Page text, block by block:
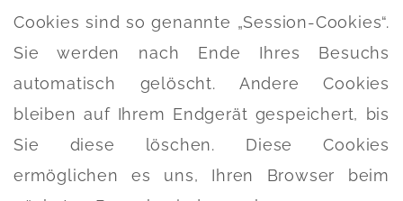
Cookies sind so genannte „Session-Cookies“.
Sie werden nach Ende Ihres Besuchs
automatisch gelöscht. Andere Cookies
bleiben auf Ihrem Endgerät gespeichert, bis
Sie diese löschen. Diese Cookies
ermöglichen es uns, Ihren Browser beim